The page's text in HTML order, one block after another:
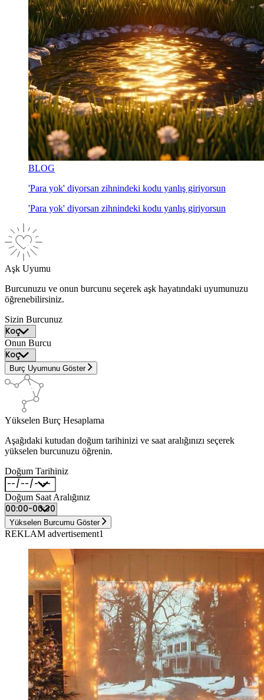
BLOG
'Para yok' diyorsan zihnindeki kodu yanlış giriyorsun
'Para yok' diyorsan zihnindeki kodu yanlış giriyorsun
Aşk Uyumu
Burcunuzu ve onun burcunu seçerek aşk hayatındaki uyumunuzu
öğrenebilirsiniz.
Sizin Burcunuz
Onun Burcu
Burç Uyumunu Göster
Yükselen Burç Hesaplama
Aşağıdaki kutudan doğum tarihinizi ve saat aralığınızı seçerek
yükselen burcunuzu öğrenin.
Doğum Tarihiniz
Doğum Saat Aralığınız
Yükselen Burcumu Göster
REKLAM advertisement1